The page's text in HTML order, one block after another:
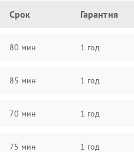
Срок Гарантия
80 мин 1 год
85 мин 1 год
70 мин 1 год
75 мин 1 год